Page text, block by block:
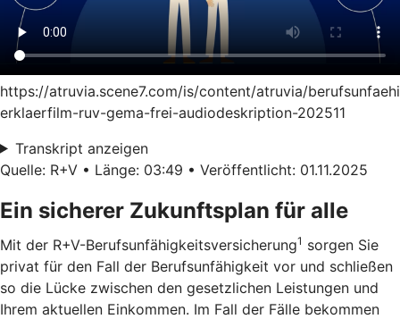
https://atruvia.scene7.com/is/content/atruvia/
erklaerfilm-ruv-gema-frei-audiodeskription-202511
Transkript anzeigen
Quelle: R+V • Länge: 03:49 • Veröffentlicht: 01.11.2025
Ein sicherer Zukunftsplan für alle
Mit der R+V-Berufsunfähigkeitsversicherung1 sorgen Sie
privat für den Fall der Berufsunfähigkeit vor und schließen
so die Lücke zwischen den gesetzlichen Leistungen und
Ihrem aktuellen Einkommen. Im Fall der Fälle bekommen